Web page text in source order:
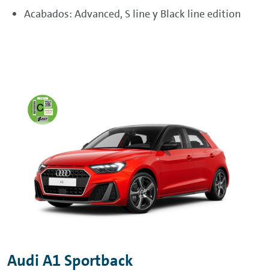
Acabados: Advanced, S line y Black line edition
Audi A1 Sportback